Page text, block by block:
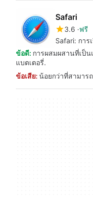
Safari
3.6 ฟรี
Safari: การ
ข้อดี: การผสมผสานที่เป็
แบตเตอรี่.
ข้อเสีย: น้อยกว่าที่สามาร